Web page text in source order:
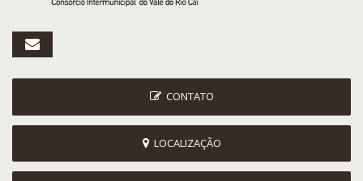
CONTATO
LOCALIZAÇÃO